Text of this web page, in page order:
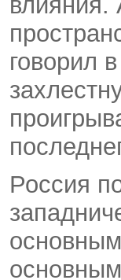
говорил
Россия